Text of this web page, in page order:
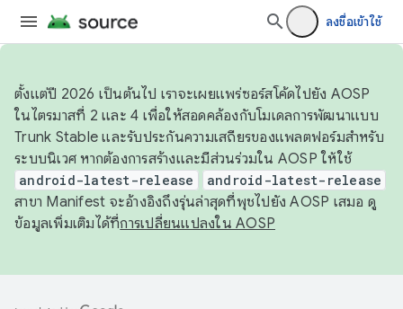
ลงชื่อเข้าใช้
ตั้งแต่ปี 2026 เป็นต้นไป เราจะเผยแพร่ซอร์สโค้ดไปยัง AOSP
ในไตรมาสที่ 2 และ 4 เพื่อให้สอดคล้องกับโมเดลการพัฒนาแบบ
Trunk Stable และรับประกันความเสถียรของแพลตฟอร์มสำหรับ
ระบบนิเวศ หากต้องการสร้างและมีส่วนร่วมใน AOSP ให้ใช้
android-latest-release android-latest-release
สาขา Manifest จะอ้างอิงถึงรุ่นล่าสุดที่พุชไปยัง AOSP เสมอ ดู
ข้อมูลเพิ่มเติมได้ที่การเปลี่ยนแปลงใน AOSP